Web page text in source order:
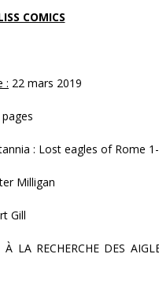
COMICS
: 22 mars 2019
: Lost eagles of Rome
Milligan
Gill
À LA RECHERCHE DES